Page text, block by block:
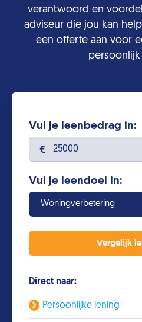
verantwoord en
adviseur die jou kan
een offerte aan voor
persoonlijk
Vul je leenbedrag in:
Vul je leendoel in:
Woningverbetering
Direct naar:
Persoonlijke lening